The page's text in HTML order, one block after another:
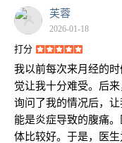
芙蓉
2026-01-18
打分
我以前每次来月经的
觉让我十分难受。后
询问了我的情况后，
能是炎症导致的腹痛
体比较好。于是，医